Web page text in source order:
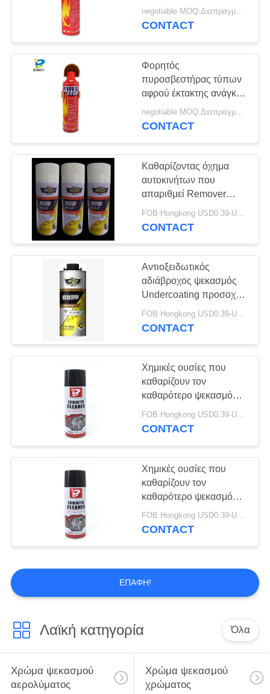
εγχώριων αυτοκινήτων
negotiable MOQ:Διαπραγματεύσιμος
CONTACT
Φορητός
πυροσβεστήρας τύπων
αφρού έκτακτης ανάγκης
ΠΡΟΣΙΤΟΤΗΤΑΣ
negotiable MOQ:Διαπραγματεύσιμος
CONTACT
Καθαρίζοντας όχημα
αυτοκινήτων που
απαριθμεί Remover
πίσσας πλύσης τον
ψεκασμό
CONTACT
Αντιοξειδωτικός
αδιάβροχος ψεκασμός
Undercoating προσοχής
οχημάτων
FOB Hongkong USD0.39-USD0.59 per piece MOQ:12000pcs/1000ctns
CONTACT
Χημικές ουσίες που
καθαρίζουν τον
καθαρότερο ψεκασμό
φρένων έμφραξης
εξαερωτήρων
FOB Hongkong USD0.39-USD0.59 per piece MOQ:12000pcs/1000ctns
CONTACT
Χημικές ουσίες που
καθαρίζουν τον
καθαρότερο ψεκασμό
φρένων έμφραξης
εξαερωτήρων
FOB Hongkong USD0.39-USD0.59 per piece MOQ:12000pcs/1000ctns
CONTACT
ΕΠΑΦΉ!
Λαϊκή κατηγορία Όλα
Χρώμα ψεκασμού
αερολύματος
Χρώμα ψεκασμού
χρώματος